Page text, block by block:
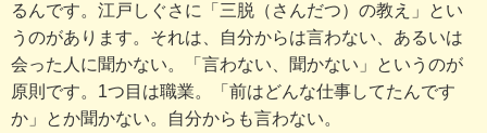
るんです。江戸しぐさに「三脱（さんだつ）の教え」とい
うのがあります。それは、自分からは言わない、あるいは
会った人に聞かない。「言わない、聞かない」というのが
原則です。1つ目は職業。「前はどんな仕事してたんです
か」とか聞かない。自分からも言わない。